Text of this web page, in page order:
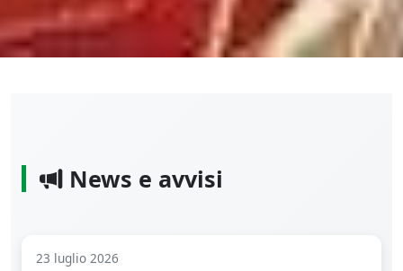
News e avvisi
23 luglio 2026